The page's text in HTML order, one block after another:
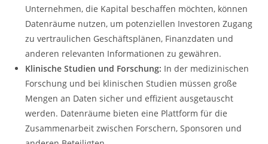
Unternehmen, die Kapital beschaffen möchten, können
Datenräume nutzen, um potenziellen Investoren Zugang
zu vertraulichen Geschäftsplänen, Finanzdaten und
anderen relevanten Informationen zu gewähren.
Klinische Studien und Forschung: In der medizinischen
Forschung und bei klinischen Studien müssen große
Mengen an Daten sicher und effizient ausgetauscht
werden. Datenräume bieten eine Plattform für die
Zusammenarbeit zwischen Forschern, Sponsoren und